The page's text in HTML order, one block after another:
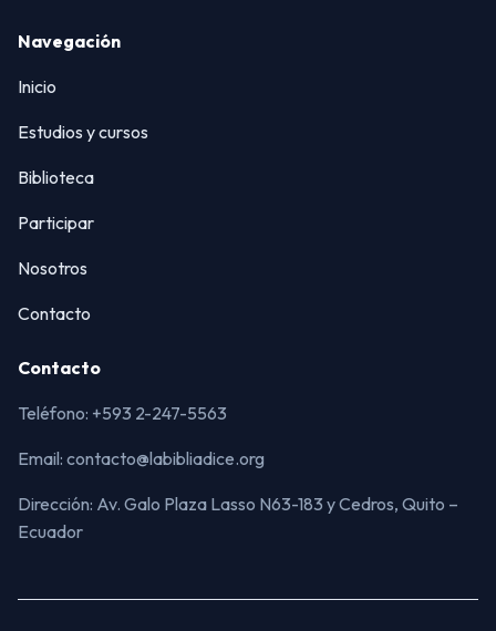
Navegación
Inicio
Estudios y cursos
Biblioteca
Participar
Nosotros
Contacto
Contacto
Teléfono: +593 2-247-5563
Email: contacto@labibliadice.org
Dirección: Av. Galo Plaza Lasso N63-183 y Cedros, Quito –
Ecuador